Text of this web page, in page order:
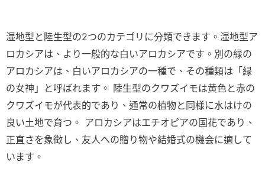
湿地型と陸生型の2つのカテゴリに分類できます。湿地型ア
ロカシアは、より一般的な白いアロカシアです。別の緑の
アロカシアは、白いアロカシアの一種で、その種類は「緑
の女神」と呼ばれます。 陸生型のクワズイモは黄色と赤の
クワズイモが代表的であり、通常の植物と同様に水はけの
良い土地で育つ。 アロカシアはエチオピアの国花であり、
正直さを象徴し、友人への贈り物や結婚式の機会に適して
います。